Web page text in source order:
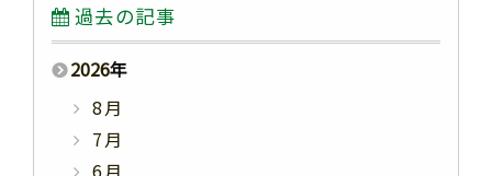
過去の記事
2026年
8月
7月
6月